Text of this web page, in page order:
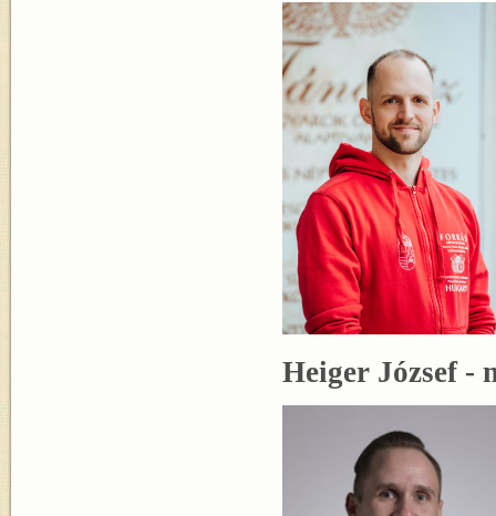
Heiger József -